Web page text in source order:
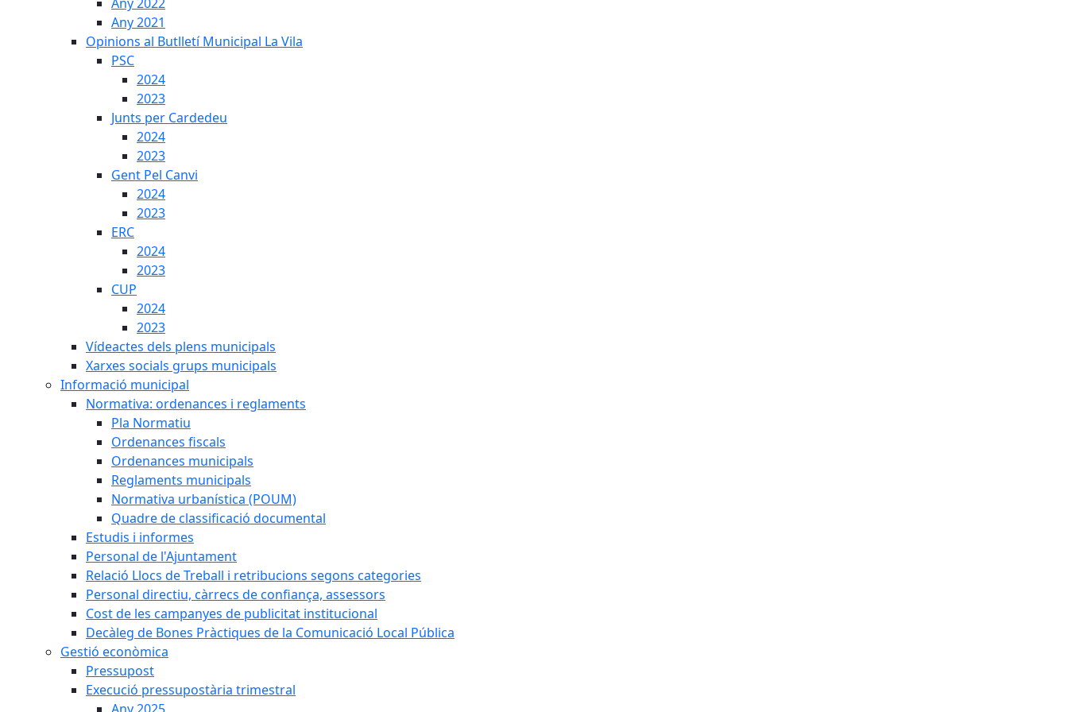
Any 2021
Opinions al Butlletí Municipal La Vila
PSC
2024
2023
Junts per Cardedeu
2024
2023
Gent Pel Canvi
2024
2023
ERC
2024
2023
CUP
2024
2023
Vídeactes dels plens municipals
Xarxes socials grups municipals
Informació municipal
Normativa: ordenances i reglaments
Pla Normatiu
Ordenances fiscals
Ordenances municipals
Reglaments municipals
Normativa urbanística (POUM)
Quadre de classificació documental
Estudis i informes
Personal de l'Ajuntament
Relació Llocs de Treball i retribucions segons categories
Personal directiu, càrrecs de confiança, assessors
Cost de les campanyes de publicitat institucional
Decàleg de Bones Pràctiques de la Comunicació Local Pública
Gestió econòmica
Pressupost
Execució pressupostària trimestral